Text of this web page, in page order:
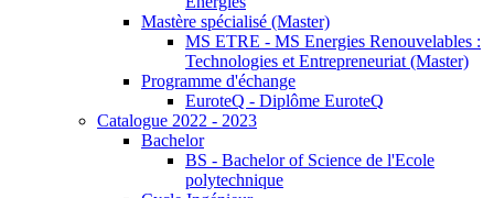
Mastère spécialisé (Master)
MS ETRE - MS Energies Renouvelables :
Technologies et Entrepreneuriat (Master)
Programme d'échange
EuroteQ - Diplôme EuroteQ
Catalogue 2022 - 2023
Bachelor
BS - Bachelor of Science de l'Ecole
polytechnique